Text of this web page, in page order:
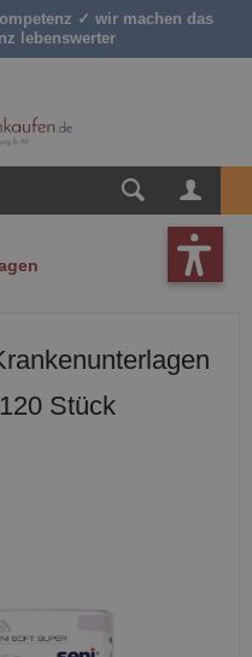
✓ wir machen das
lebenswerter
Stück